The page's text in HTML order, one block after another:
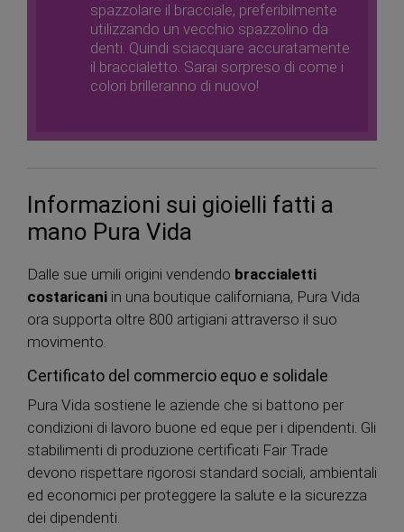
spazzolare il bracciale, preferibilmente
utilizzando un vecchio spazzolino da
denti. Quindi sciacquare accuratamente
il braccialetto. Sarai sorpreso di come i
colori brilleranno di nuovo!
Informazioni sui gioielli fatti a
mano Pura Vida
Dalle sue umili origini vendendo braccialetti
costaricani in una boutique californiana, Pura Vida
ora supporta oltre 800 artigiani attraverso il suo
movimento.
Certificato del commercio equo e solidale
Pura Vida sostiene le aziende che si battono per
condizioni di lavoro buone ed eque per i dipendenti. Gli
stabilimenti di produzione certificati Fair Trade
devono rispettare rigorosi standard sociali, ambientali
ed economici per proteggere la salute e la sicurezza
dei dipendenti.